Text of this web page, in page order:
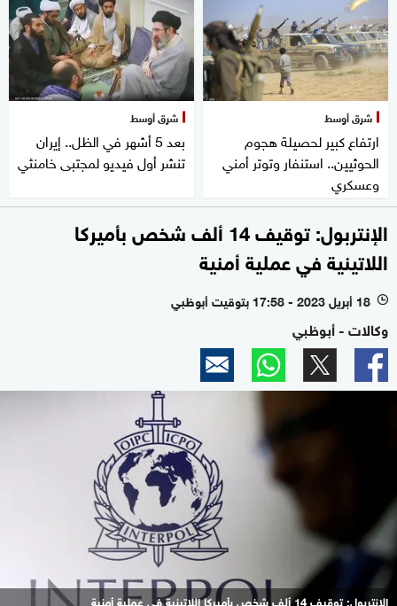
شرق أوسط
ارتفاع كبير لحصيلة هجوم
الحوثيين.. استنفار وتوتر أمني
وعسكري
شرق أوسط
بعد 5 أشهر في الظل.. إيران
تنشر أول فيديو لمجتبى خامنئي
الإنتربول: توقيف 14 ألف شخص بأميركا
اللاتينية في عملية أمنية
l 18 أبريل 2023 - 17:58 بتوقيت أبوظبي
وكالات - أبوظبي
الإنتربول: توقيف 14 ألف شخص بأميركا اللاتينية في عملية أمنية